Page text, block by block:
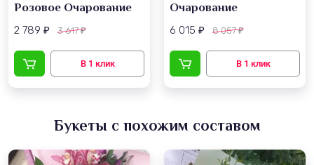
Розовое Очарование
2 789 ₽ 3 617₽
Очарование
6 015 ₽ 8 057₽
Букеты с похожим составом